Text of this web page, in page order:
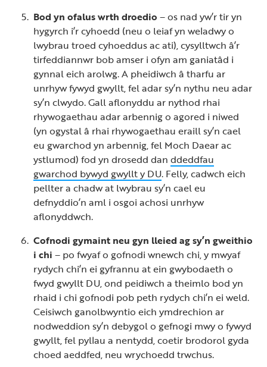
Bod yn ofalus wrth droedio – os nad yw’r tir yn
hygyrch i’r cyhoedd (neu o leiaf yn weladwy o
lwybrau troed cyhoeddus ac ati), cysylltwch â’r
tirfeddiannwr bob amser i ofyn am ganiatâd i
gynnal eich arolwg. A pheidiwch â tharfu ar
unrhyw fywyd gwyllt, fel adar sy’n nythu neu adar
sy’n clwydo. Gall aflonyddu ar nythod rhai
rhywogaethau adar arbennig o agored i niwed
(yn ogystal â rhai rhywogaethau eraill sy’n cael
eu gwarchod yn arbennig, fel Moch Daear ac
ystlumod) fod yn drosedd dan ddeddfau
gwarchod bywyd gwyllt y DU. Felly, cadwch eich
pellter a chadw at lwybrau sy’n cael eu
defnyddio’n aml i osgoi achosi unrhyw
aflonyddwch.
Cofnodi gymaint neu gyn lleied ag sy’n gweithio
i chi – po fwyaf o gofnodi wnewch chi, y mwyaf
rydych chi’n ei gyfrannu at ein gwybodaeth o
fwyd gwyllt DU, ond peidiwch a theimlo bod yn
rhaid i chi gofnodi pob peth rydych chi’n ei weld.
Ceisiwch ganolbwyntio eich ymdrechion ar
nodweddion sy’n debygol o gefnogi mwy o fywyd
gwyllt, fel pyllau a nentydd, coetir brodorol gyda
choed aeddfed, neu wrychoedd trwchus.